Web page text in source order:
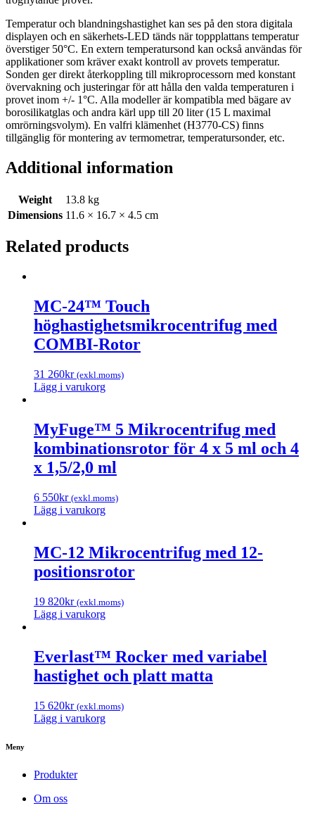
Temperatur och blandningshastighet kan ses på den stora digitala
displayen och en säkerhets-LED tänds när toppplattans temperatur
överstiger 50°C. En extern temperatursond kan också användas för
applikationer som kräver exakt kontroll av provets temperatur.
Sonden ger direkt återkoppling till mikroprocessorn med konstant
övervakning och justeringar för att hålla den valda temperaturen i
provet inom +/- 1°C. Alla modeller är kompatibla med bägare av
borosilikatglas och andra kärl upp till 20 liter (15 L maximal
omrörningsvolym). En valfri klämenhet (H3770-CS) finns
tillgänglig för montering av termometrar, temperatursonder, etc.
Additional information
Weight
13.8 kg
Dimensions 11.6 × 16.7 × 4.5 cm
Related products
MC-24™ Touch
höghastighetsmikrocentrifug med
COMBI-Rotor
31 260kr (exkl.moms)
Lägg i varukorg
MyFuge™ 5 Mikrocentrifug med
kombinationsrotor för 4 x 5 ml och 4
x 1,5/2,0 ml
6 550kr (exkl.moms)
Lägg i varukorg
MC-12 Mikrocentrifug med 12-
positionsrotor
19 820kr (exkl.moms)
Lägg i varukorg
Everlast™ Rocker med variabel
hastighet och platt matta
15 620kr (exkl.moms)
Lägg i varukorg
Meny
Produkter
Om oss